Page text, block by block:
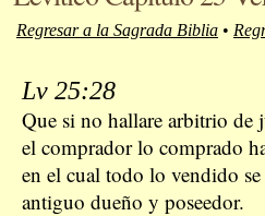
Regresar a la Sagrada Biblia •
Lv 25:28
Que si no hallare arbitrio de
el comprador lo comprado
en el cual todo lo vendido
antiguo dueño y poseedor.